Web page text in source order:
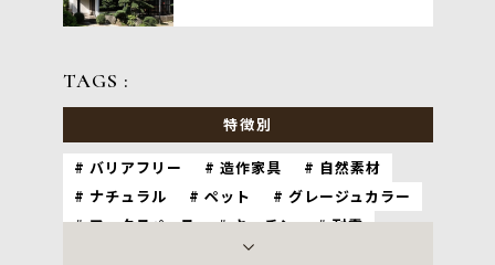
TAGS :
特徴別
バリアフリー 造作家具
自然素材
ナチュラル
ペット
グレージュカラー
ワークスペース
キッチン
耐震
和室